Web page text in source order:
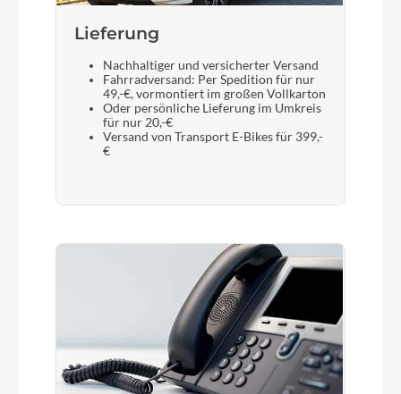
Lieferung
Nachhaltiger und versicherter Versand
Fahrradversand: Per Spedition für nur
49,-€, vormontiert im großen Vollkarton
Oder persönliche Lieferung im Umkreis
für nur 20,-€
Versand von Transport E-Bikes für 399,-
€